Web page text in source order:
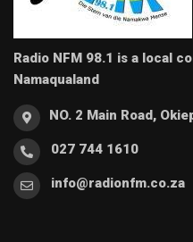
Radio NFM 98.1 is a local
Namaqualand
NO. 2 Main Road,
027 744 1610
info@radionfm.co.za